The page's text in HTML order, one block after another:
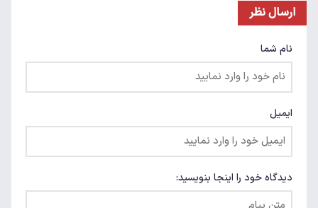
ارسال نظر
نام شما
ایمیل
دیدگاه خود را اینجا بنویسید: